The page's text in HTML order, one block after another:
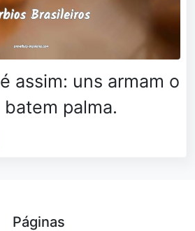
assim: uns armam o
palma.
Páginas